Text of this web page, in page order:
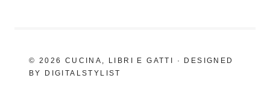
© 2026 CUCINA, LIBRI E GATTI · DESIGNED
BY DIGITALSTYLIST